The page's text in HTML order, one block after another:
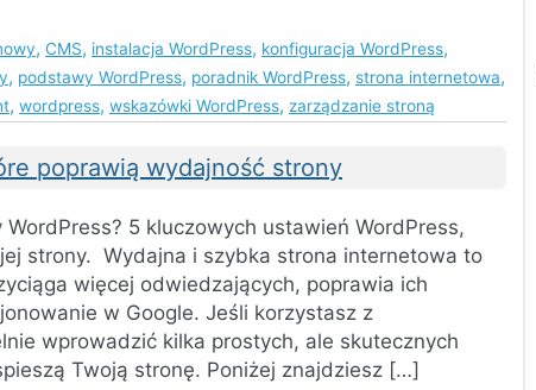
, CMS, instalacja WordPress, konfiguracja WordPress,
, podstawy WordPress, poradnik WordPress, strona internetowa,
, wordpress, wskazówki WordPress, zarządzanie stroną
poprawią wydajność strony
5 kluczowych ustawień WordPress,
strony. Wydajna i szybka strona internetowa to
więcej odwiedzających, poprawia ich
w Google. Jeśli korzystasz z
wprowadzić kilka prostych, ale skutecznych
Twoją stronę. Poniżej znajdziesz […]